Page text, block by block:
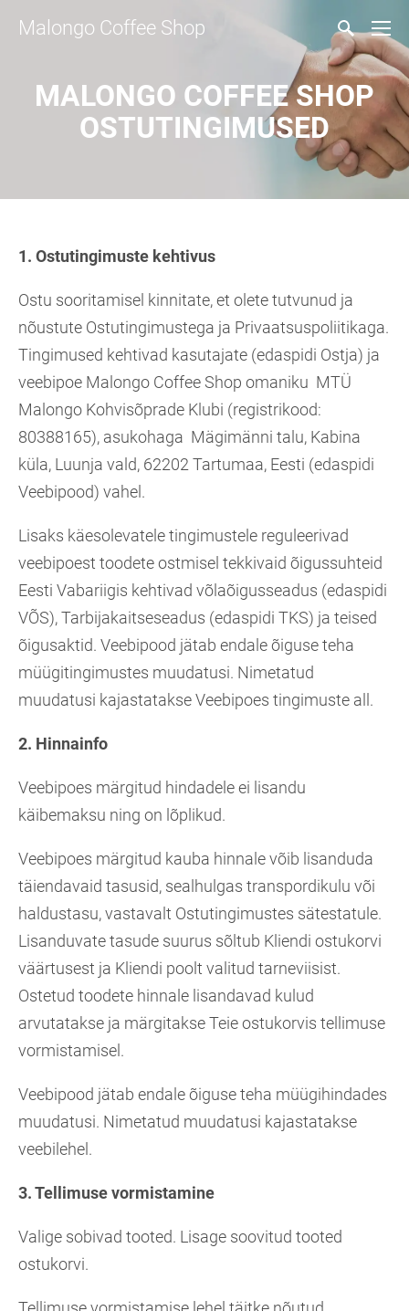
Malongo Coffee Shop
MALONGO COFFEE SHOP
OSTUTINGIMUSED
1. Ostutingimuste kehtivus
Ostu sooritamisel kinnitate, et olete tutvunud ja
nõustute Ostutingimustega ja Privaatsuspoliitikaga.
Tingimused kehtivad kasutajate (edaspidi Ostja) ja
veebipoe Malongo Coffee Shop omaniku MTÜ
Malongo Kohvisõprade Klubi (registrikood:
80388165), asukohaga Mägimänni talu, Kabina
küla, Luunja vald, 62202 Tartumaa, Eesti (edaspidi
Veebipood) vahel.
Lisaks käesolevatele tingimustele reguleerivad
veebipoest toodete ostmisel tekkivaid õigussuhteid
Eesti Vabariigis kehtivad võlaõigusseadus (edaspidi
VÕS), Tarbijakaitseseadus (edaspidi TKS) ja teised
õigusaktid. Veebipood jätab endale õiguse teha
müügitingimustes muudatusi. Nimetatud
muudatusi kajastatakse Veebipoes tingimuste all.
2. Hinnainfo
Veebipoes märgitud hindadele ei lisandu
käibemaksu ning on lõplikud.
Veebipoes märgitud kauba hinnale võib lisanduda
täiendavaid tasusid, sealhulgas transpordikulu või
haldustasu, vastavalt Ostutingimustes sätestatule.
Lisanduvate tasude suurus sõltub Kliendi ostukorvi
väärtusest ja Kliendi poolt valitud tarneviisist.
Ostetud toodete hinnale lisandavad kulud
arvutatakse ja märgitakse Teie ostukorvis tellimuse
vormistamisel.
Veebipood jätab endale õiguse teha müügihindades
muudatusi. Nimetatud muudatusi kajastatakse
veebilehel.
3. Tellimuse vormistamine
Valige sobivad tooted. Lisage soovitud tooted
ostukorvi.